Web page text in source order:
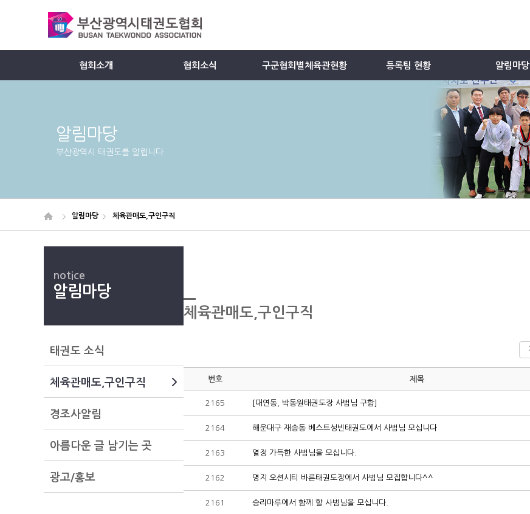
협회소개 협회소식 구군협회별체육관현황 등록팀 현황 알림마당
알림마당
부산광역시 태권도를 알립니다
알림마당 체육관매도,구인구직
notice
알림마당
태권도 소식
체육관매도,구인구직
경조사알림
아름다운 글 남기는 곳
광고/홍보
체육관매도,구인구직
번호 제목
2165 [대연동, 박동원태권도장 사범님 구함]
2164 해운대구 재송동 베스트성빈태권도에서 사범님 모십니다
2163 열정 가득한 사범님을 모십니다.
2162 명지 오션시티 바른태권도장에서 사범님 모집합니다^^
2161 승리마루에서 함께 할 사범님을 모십니다.